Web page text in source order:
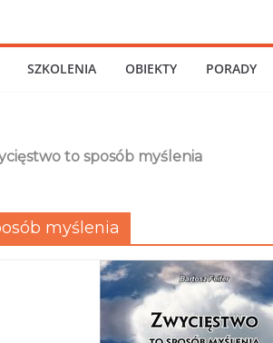
SZKOLENIA
OBIEKTY PORADY
to sposób myślenia
myślenia